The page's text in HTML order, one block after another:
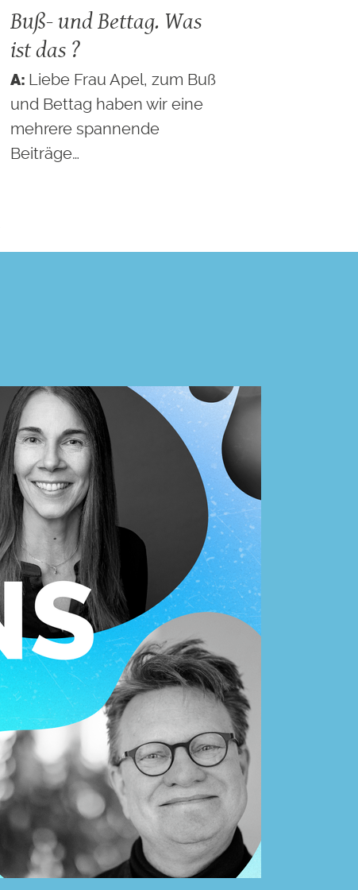
Buß- und Bettag. Was
ist das ?
Liebe Frau Apel, zum Buß
und Bettag haben wir eine
mehrere spannende
Beiträge…